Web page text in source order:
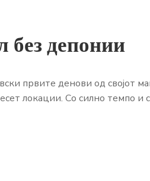
депонии
првите денови од својот
локации. Со силно темпо и